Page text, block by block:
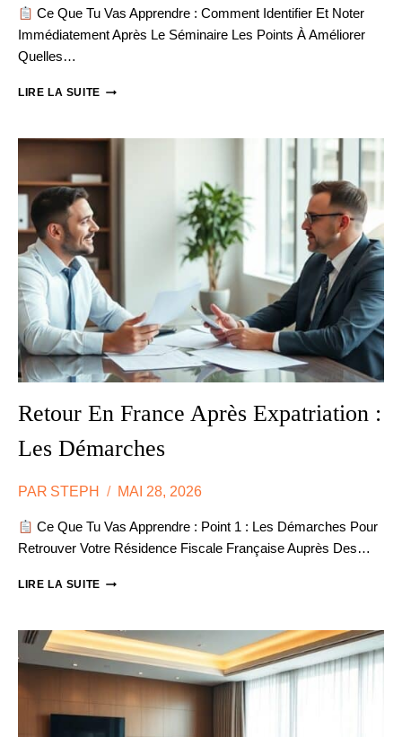
Ce Que Tu Vas Apprendre : Comment Identifier Et Noter
Immédiatement Après Le Séminaire Les Points À Améliorer
Quelles…
LIRE LA SUITEPRÉPARER
SÉMINAIRE
LEÇONS
Retour En France Après Expatriation :
Les Démarches
PAR STEPH MAI 28, 2026
Ce Que Tu Vas Apprendre : Point 1 : Les Démarches Pour
Retrouver Votre Résidence Fiscale Française Auprès Des…
LIRE LA SUITERETOUR
APRÈS
EXPATRIATION
LES
DÉMARCHES